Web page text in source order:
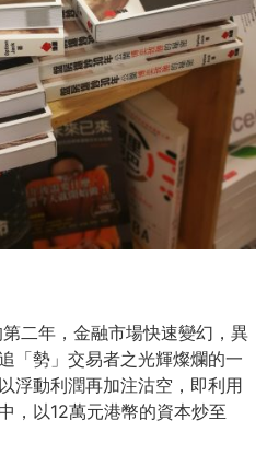
二年，金融市場快速變幻，異
「勢」交易者之光輝燦爛的一
浮動利潤再加注沽空，即利用
，以12萬元港幣的資本炒至